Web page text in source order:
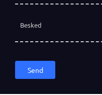
Besked
Send